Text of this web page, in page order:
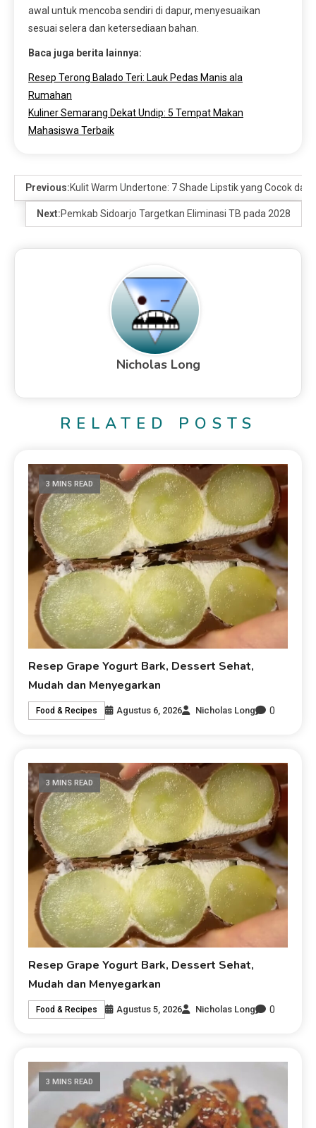
awal untuk mencoba sendiri di dapur, menyesuaikan
sesuai selera dan ketersediaan bahan.
Baca juga berita lainnya:
Resep Terong Balado Teri: Lauk Pedas Manis ala
Rumahan
Kuliner Semarang Dekat Undip: 5 Tempat Makan
Mahasiswa Terbaik
Previous:Kulit Warm Undertone: 7 Shade Lipstik yang Cocok dan
Next:Pemkab Sidoarjo Targetkan Eliminasi TB pada 2028
Nicholas Long
RELATED POSTS
3 MINS READ
Resep Grape Yogurt Bark, Dessert Sehat,
Mudah dan Menyegarkan
Food & Recipes Agustus 6, 2026 Nicholas Long 0
3 MINS READ
Resep Grape Yogurt Bark, Dessert Sehat,
Mudah dan Menyegarkan
Food & Recipes Agustus 5, 2026 Nicholas Long 0
3 MINS READ